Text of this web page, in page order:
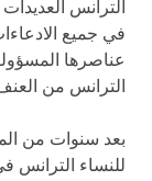
الترانس
في جميع
عناصرها
الترانس من
بعد سنوات من
للنساء الترانس